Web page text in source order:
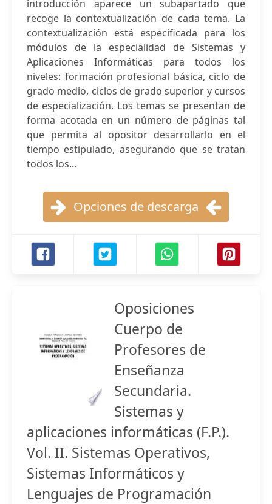
introducción aparece un subapartado que
recoge la contextualización de cada tema. La
contextualización está especificada para los
módulos de la especialidad de Sistemas y
Aplicaciones Informáticas para todos los
niveles: formación profesional básica, ciclo de
grado medio, ciclos de grado superior y cursos
de especialización. Los temas se presentan de
forma acotada en un número de páginas tal
que permita al opositor desarrollarlo en el
tiempo estipulado, asegurando que se tratan
todos los...
Opciones de descarga
Oposiciones
Cuerpo de
Profesores de
Enseñanza
Secundaria.
Sistemas y
aplicaciones informáticas (F.P.).
Vol. II. Sistemas Operativos,
Sistemas Informáticos y
Lenguajes de Programación